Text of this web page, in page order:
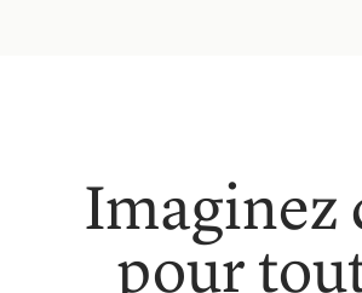
Imaginez
pour